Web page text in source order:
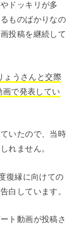
ドッキリが多
ものばかりなの
投稿を継続して
ょうさんと交際
で発表してい
いたので、当時
れません。
復縁に向けての
白しています。
ト動画が投稿さ